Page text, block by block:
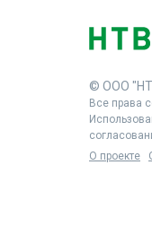
© ООО
Все права
О проекте